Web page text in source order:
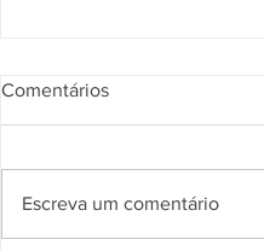
Comentários
Escreva um comentário